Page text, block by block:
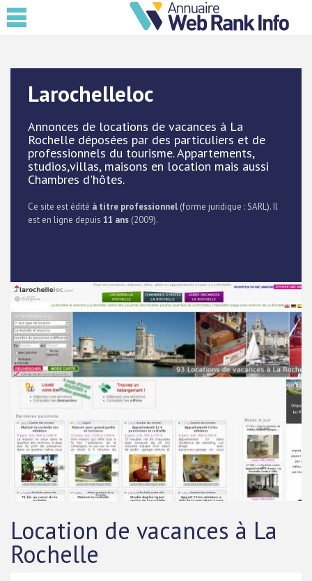
Larochelleloc
Annonces de locations de vacances à La
Rochelle déposées par des particuliers et de
professionnels du tourisme. Appartements,
studios,villas, maisons en location mais aussi
Chambres d'hôtes.
Ce site est édité à titre professionnel (forme juridique : SARL). Il
est en ligne depuis 11 ans (2009).
Location de vacances à La
Rochelle